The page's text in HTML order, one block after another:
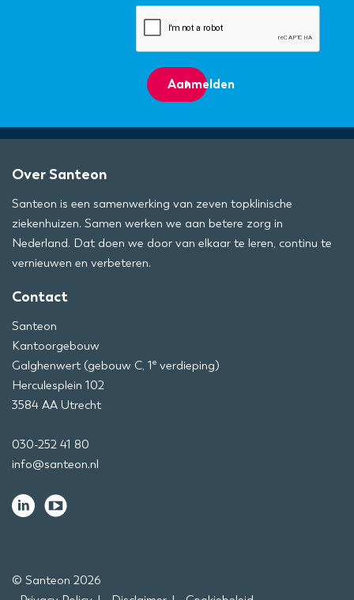
Aanmelden
Over Santeon
Santeon is een samenwerking van zeven topklinische
ziekenhuizen. Samen werken we aan betere zorg in
Nederland. Dat doen we door van elkaar te leren, continu te
vernieuwen en verbeteren.
Contact
Santeon
Kantoorgebouw
Galghenwert (gebouw C, 1e verdieping)
Herculesplein 102
3584 AA Utrecht
030-252 41 80
info@santeon.nl
© Santeon 2026